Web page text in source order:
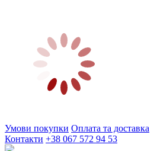
Умови покупки Оплата та доставка
Контакти +38 067 572 94 53